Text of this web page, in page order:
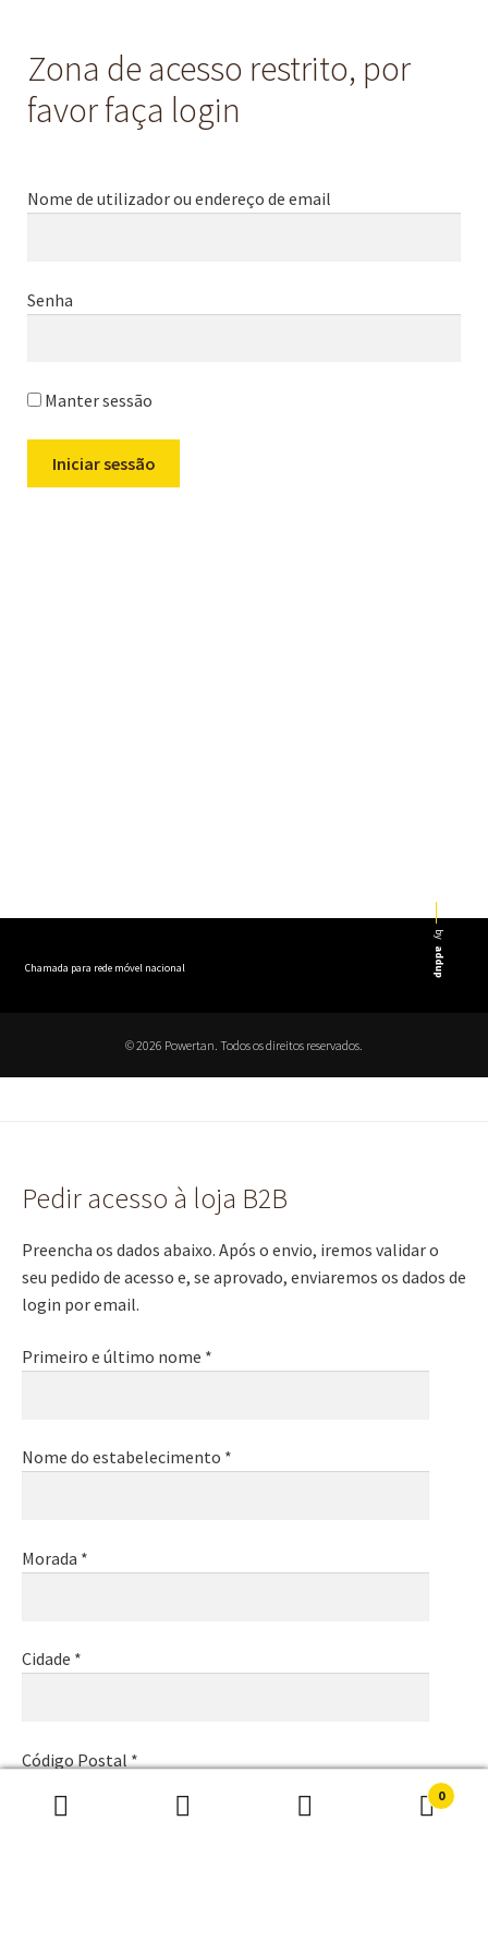
Zona de acesso restrito, por
favor faça login
Nome de utilizador ou endereço de email
Senha
Manter sessão
Chamada para rede móvel nacional
by
addup
Pesquisar
Pesquisa
0
© 2026 Powertan. Todos os direitos reservados.
Pedir acesso à loja B2B
Preencha os dados abaixo. Após o envio, iremos validar o
seu pedido de acesso e, se aprovado, enviaremos os dados de
login por email.
Primeiro e último nome *
Nome do estabelecimento *
Morada *
Cidade *
Código Postal *